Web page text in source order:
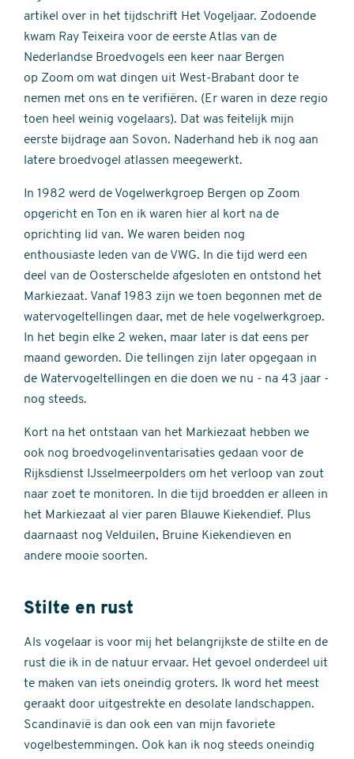
artikel over in het tijdschrift Het Vogeljaar. Zodoende
kwam Ray Teixeira voor de eerste Atlas van de
Nederlandse Broedvogels een keer naar Bergen
op Zoom om wat dingen uit West-Brabant door te
nemen met ons en te verifiëren. (Er waren in deze regio
toen heel weinig vogelaars). Dat was feitelijk mijn
eerste bijdrage aan Sovon. Naderhand heb ik nog aan
latere broedvogel atlassen meegewerkt.
In 1982 werd de Vogelwerkgroep Bergen op Zoom
opgericht en Ton en ik waren hier al kort na de
oprichting lid van. We waren beiden nog
enthousiaste leden van de VWG. In die tijd werd een
deel van de Oosterschelde afgesloten en ontstond het
Markiezaat. Vanaf 1983 zijn we toen begonnen met de
watervogeltellingen daar, met de hele vogelwerkgroep.
In het begin elke 2 weken, maar later is dat eens per
maand geworden. Die tellingen zijn later opgegaan in
de Watervogeltellingen en die doen we nu - na 43 jaar -
nog steeds.
Kort na het ontstaan van het Markiezaat hebben we
ook nog broedvogelinventarisaties gedaan voor de
Rijksdienst IJsselmeerpolders om het verloop van zout
naar zoet te monitoren. In die tijd broedden er alleen in
het Markiezaat al vier paren Blauwe Kiekendief. Plus
daarnaast nog Velduilen, Bruine Kiekendieven en
andere mooie soorten.
Stilte en rust
Als vogelaar is voor mij het belangrijkste de stilte en de
rust die ik in de natuur ervaar. Het gevoel onderdeel uit
te maken van iets oneindig groters. Ik word het meest
geraakt door uitgestrekte en desolate landschappen.
Scandinavië is dan ook een van mijn favoriete
vogelbestemmingen. Ook kan ik nog steeds oneindig